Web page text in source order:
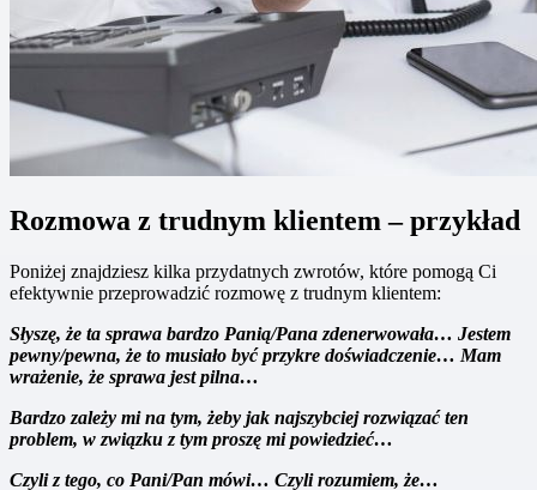
Rozmowa z trudnym klientem – przykład
Poniżej znajdziesz kilka przydatnych zwrotów, które pomogą Ci
efektywnie przeprowadzić rozmowę z trudnym klientem:
Słyszę, że ta sprawa bardzo Panią/Pana zdenerwowała… Jestem
pewny/pewna, że to musiało być przykre doświadczenie… Mam
wrażenie, że sprawa jest pilna…
Bardzo zależy mi na tym, żeby jak najszybciej rozwiązać ten
problem, w związku z tym proszę mi powiedzieć…
Czyli z tego, co Pani/Pan mówi… Czyli rozumiem, że…